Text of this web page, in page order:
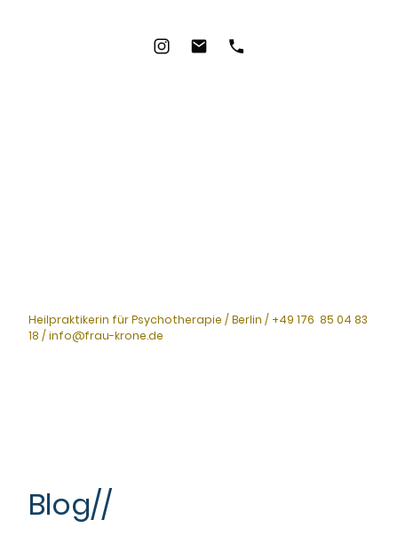
Heilpraktikerin für Psychotherapie / Berlin / +49 176 85 04 83
18 / info@frau-krone.de
Blog//